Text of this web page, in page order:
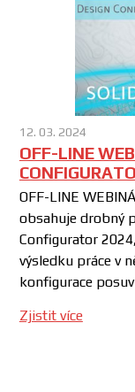
12. 03. 2024
OFF-LINE
OFF-LINE
obsahuje drobný
Configurator
výsledku práce v
konfigurace
Zjistit více